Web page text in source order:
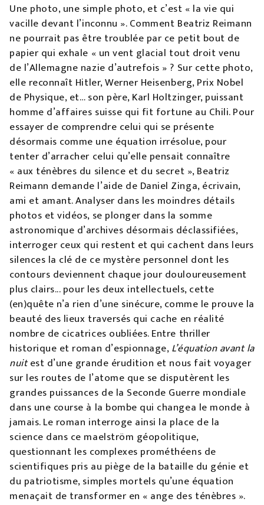
Une photo, une simple photo, et c’est « la vie qui
vacille devant l’inconnu ». Comment Beatriz Reimann
ne pourrait pas être troublée par ce petit bout de
papier qui exhale « un vent glacial tout droit venu
de l’Allemagne nazie d’autrefois » ? Sur cette photo,
elle reconnaît Hitler, Werner Heisenberg, Prix Nobel
de Physique, et… son père, Karl Holtzinger, puissant
homme d’affaires suisse qui fit fortune au Chili. Pour
essayer de comprendre celui qui se présente
désormais comme une équation irrésolue, pour
tenter d’arracher celui qu’elle pensait connaître
« aux ténèbres du silence et du secret », Beatriz
Reimann demande l’aide de Daniel Zinga, écrivain,
ami et amant. Analyser dans les moindres détails
photos et vidéos, se plonger dans la somme
astronomique d’archives désormais déclassifiées,
interroger ceux qui restent et qui cachent dans leurs
silences la clé de ce mystère personnel dont les
contours deviennent chaque jour douloureusement
plus clairs... pour les deux intellectuels, cette
(en)quête n’a rien d’une sinécure, comme le prouve la
beauté des lieux traversés qui cache en réalité
nombre de cicatrices oubliées. Entre thriller
historique et roman d’espionnage,L’équation avant la
nuitest d’une grande érudition et nous fait voyager
sur les routes de l’atome que se disputèrent les
grandes puissances de la Seconde Guerre mondiale
dans une course à la bombe qui changea le monde à
jamais. Le roman interroge ainsi la place de la
science dans ce maelström géopolitique,
questionnant les complexes prométhéens de
scientifiques pris au piège de la bataille du génie et
du patriotisme, simples mortels qu’une équation
menaçait de transformer en « ange des ténèbres ».